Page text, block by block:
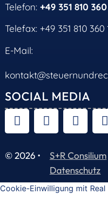
Telefon: +49 351 810
Telefax: +49 351 810 360
E-Mail:
SOCIAL MEDIA
© 2026 • S+R Consilium
Datenschutz
Cookie-Einwilligung mit Real